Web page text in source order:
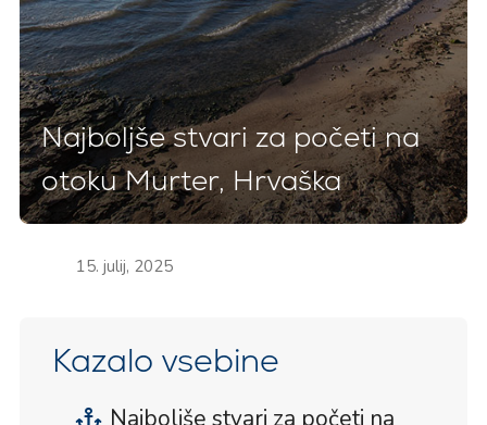
Najboljše stvari za početi na
otoku Murter, Hrvaška
15. julij, 2025
Kazalo vsebine
Najboljše stvari za početi na